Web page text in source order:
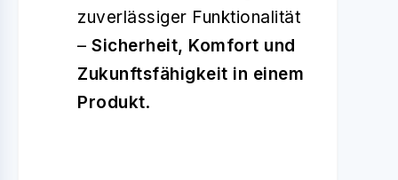
zuverlässiger Funktionalität
– Sicherheit, Komfort und
Zukunftsfähigkeit in einem
Produkt.